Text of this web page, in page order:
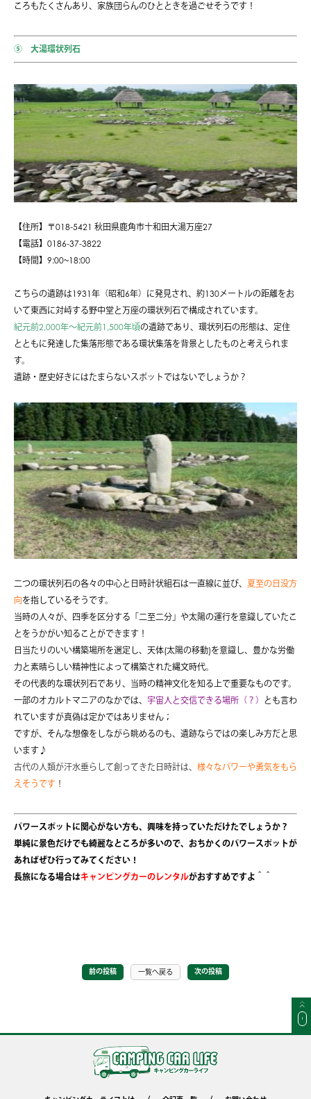
ころもたくさんあり、家族団らんのひとときを過ごせそうです！
⑤ 大湯環状列石
【住所】〒018-5421 秋田県鹿角市十和田大湯万座27
【電話】0186-37-3822
【時間】9:00~18:00
こちらの遺跡は1931年（昭和6年）に発見され、約130メートルの距離をお
いて東西に対峙する野中堂と万座の環状列石で構成されています。
紀元前2,000年～紀元前1,500年頃の遺跡であり、環状列石の形態は、定住
とともに発達した集落形態である環状集落を背景としたものと考えられま
す。
遺跡・歴史好きにはたまらないスポットではないでしょうか？
二つの環状列石の各々の中心と日時計状組石は一直線に並び、 夏至の日没方
向を指しているそうです。
当時の人々が、四季を区分する「 二至二分 」や太陽の運行を意識していたこ
とをうかがい知ることができます！
日当たりのいい構築場所を選定し、天体(太陽の移動)を意識し、豊かな労働
力と素晴らしい精神性によって構築された縄文時代。
その代表的な環状列石であり、当時の精神文化を知る上で重要なものです。
一部のオカルトマニアのなかでは、 宇宙人と交信できる場所（？） とも言わ
れていますが真偽は定かではありません；
ですが、そんな想像をしながら眺めるのも、遺跡ならではの楽しみ方だと思
います♪
古代の人類が汗水垂らして創ってきた日時計は、 様々なパワーや勇気をもら
えそうです ！
パワースポットに関心がない方も、興味を持っていただけたでしょうか？
単純に景色だけでも綺麗なところが多いので、おちかくのパワースポットが
あればぜひ行ってみてください！
長旅になる場合はキャンピングカーのレンタルがおすすめですよ＾＾
前の投稿 一覧へ戻る 次の投稿